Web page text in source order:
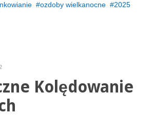
ozdoby wielkanocne
2025
Kolędowanie